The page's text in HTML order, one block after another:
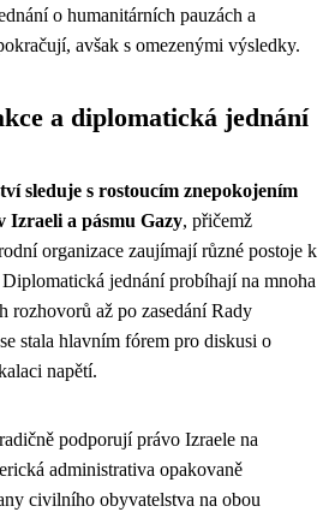
o humanitárních pauzách a
avšak s omezenými výsledky.
a diplomatická jednání
sleduje s rostoucím znepokojením
Izraeli a pásmu Gazy, přičemž
organizace zaujímají různé postoje k
jednání probíhají na mnoha
rozhovorů až po zasedání Rady
stala hlavním fórem pro diskusi o
napětí.
podporují právo Izraele na
administrativa opakovaně
civilního obyvatelstva na obou